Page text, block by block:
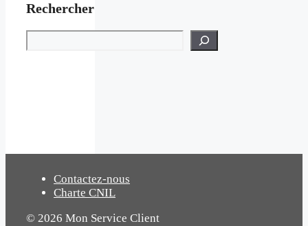
Rechercher
Contactez-nous
Charte CNIL
© 2026 Mon Service Client